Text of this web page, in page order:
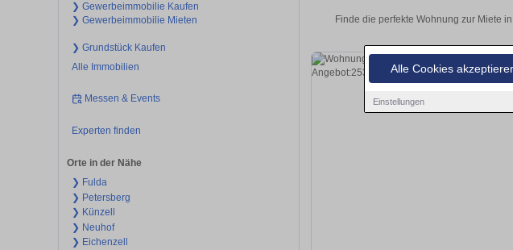
Alle Cookies
Einstellungen
❯ Gewerbeimmobilie Kaufen
❯ Gewerbeimmobilie Mieten
❯ Grundstück Kaufen
Alle Immobilien
Messen & Events
Experten finden
Orte in der Nähe
❯ Fulda
❯ Petersberg
❯ Künzell
❯ Neuhof
❯ Eichenzell
Finde die perfekte Wohnung zur Miete